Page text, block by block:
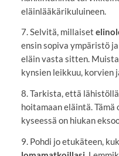
eläinlääkärikuluineen.
7. Selvitä, millaiset
ensin sopiva ympäristö
eläin vasta sitten.
kynsien leikkuu, korvien
8. Tarkista, että
hoitamaan eläintä.
kyseessä on hiukan
9. Pohdi jo etukäteen,